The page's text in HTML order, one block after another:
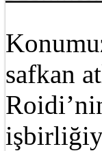
safkan